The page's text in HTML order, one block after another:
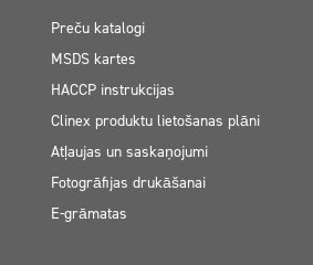
Preču katalogi
MSDS kartes
HACCP instrukcijas
Clinex produktu lietošanas plāni
Atļaujas un saskaņojumi
Fotogrāfijas drukāšanai
E-grāmatas